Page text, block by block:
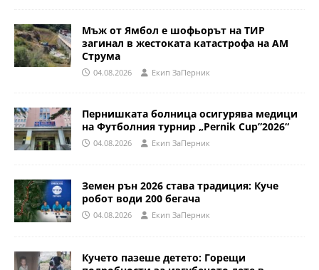
Мъж от Ямбол е шофьорът на ТИР
загинал в жестоката катастрофа на АМ
Струма
04.08.2026 Eкип ЗаПерник
Пернишката болница осигурява медици
на Футболния турнир „Pernik Cup”2026“
04.08.2026 Eкип ЗаПерник
Земен рън 2026 става традиция: Куче
робот води 200 бегача
04.08.2026 Eкип ЗаПерник
Кучето пазеше детето: Горещи